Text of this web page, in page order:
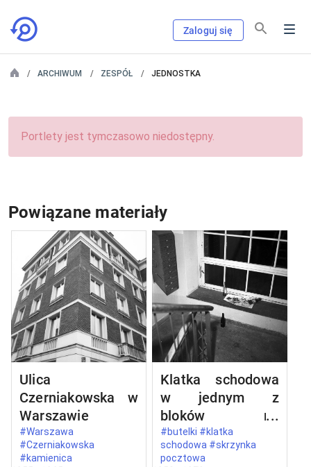
Zaloguj się
ARCHIWUM ZESPÓŁ JEDNOSTKA
Portlety jest tymczasowo niedostępny.
Powiązane materiały
Ulica
Czerniakowska w
Warszawie
#Warszawa
#Czerniakowska
#kamienica
Klatka schodowa
w jednym z
bloków na
Mokotowie
#butelki #klatka
schodowa #skrzynka
pocztowa